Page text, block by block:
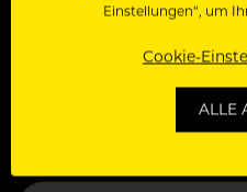
Einstellungen“, um
Cookie-
ALLE